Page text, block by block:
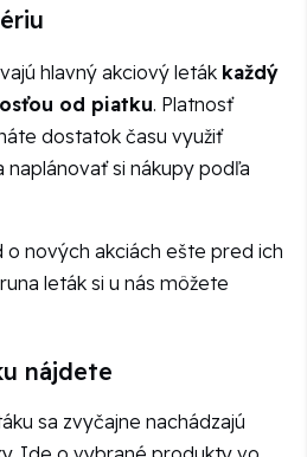
hlavný akciový leták každý
od piatku. Platnosť
dostatok času využiť
naplánovať si nákupy podľa
nových akciách ešte pred ich
leták si u nás môžete
nájdete
sa zvyčajne nachádzajú